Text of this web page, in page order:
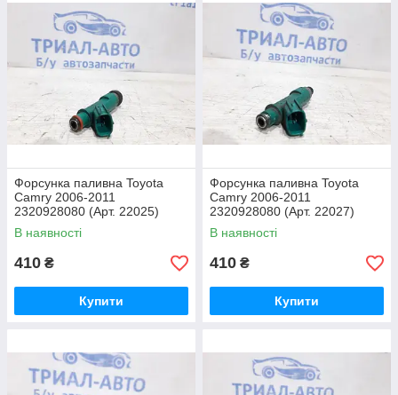
Форсунка паливна Toyota
Camry 2006-2011
2320928080 (Арт. 22025)
В наявності
410 ₴
Купити
Форсунка паливна Toyota
Camry 2006-2011
2320928080 (Арт. 22027)
В наявності
410 ₴
Купити